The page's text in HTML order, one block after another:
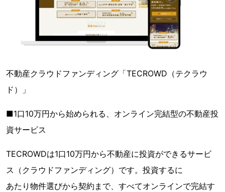
不動産クラウドファンディング「TECROWD（テクラウ
ド）」
■1口10万円から始められる、オンライン完結型の不動産投
資サービス
TECROWDは1口10万円から不動産に投資ができるサービ
ス（クラウドファンディング）です。投資するに
あたり物件選びから契約まで、すべてオンラインで完結す